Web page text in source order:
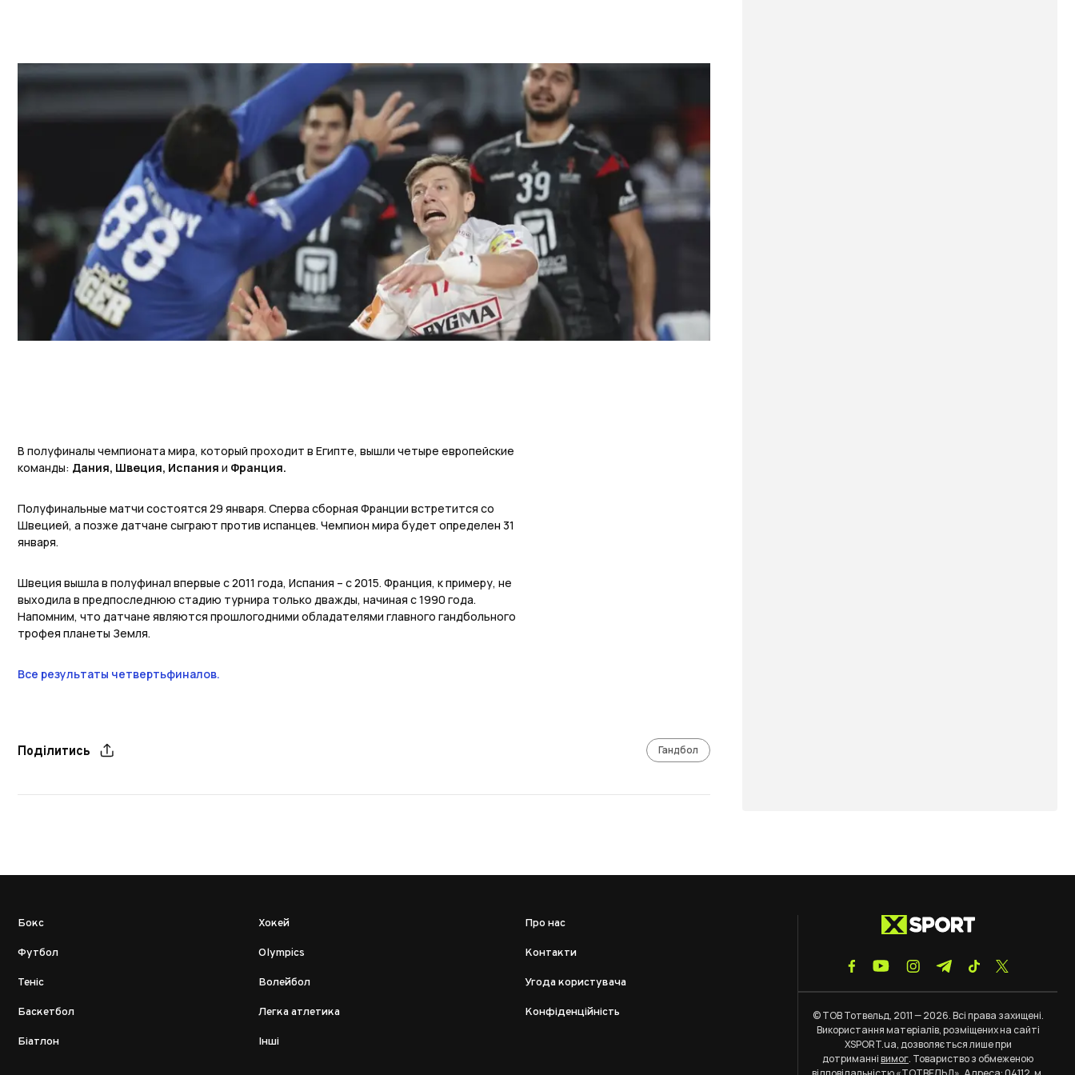
В полуфиналы чемпионата мира, который проходит в Египте, вышли четыре европейские
команды: Дания, Швеция, Испания и Франция.
Полуфинальные матчи состоятся 29 января. Сперва сборная Франции встретится со
Швецией, а позже датчане сыграют против испанцев. Чемпион мира будет определен 31
января.
Швеция вышла в полуфинал впервые с 2011 года, Испания – с 2015. Франция, к примеру, не
выходила в предпоследнюю стадию турнира только дважды, начиная с 1990 года.
Напомним, что датчане являются прошлогодними обладателями главного гандбольного
трофея планеты Земля.
Все результаты четвертьфиналов.
Поділитись Гандбол
Бокс
Футбол
Теніс
Баскетбол
Біатлон
Хокей
Olympics
Волейбол
Легка атлетика
Інші
Про нас
Контакти
Угода користувача
Конфіденційність
© ТОВ Тотвельд, 2011 — 2026. Всі права захищені.
Використання матеріалів, розміщених на сайті
XSPORT.ua, дозволяється лише при
дотриманнівимог. Товариство з обмеженою